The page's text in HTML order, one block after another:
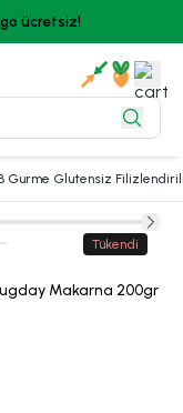
ücretsiz!
Gurme Glutensiz
Tükendi
Makarna 200gr